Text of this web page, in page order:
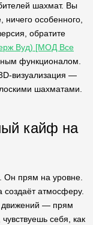
шахмат. Вы
ничего особенного,
обратите
Вуд) [МОД Все
функционалом.
визуализация —
шахматами.
кайф на
Он прям на уровне.
создаёт атмосферу.
движений — прям
себя, как